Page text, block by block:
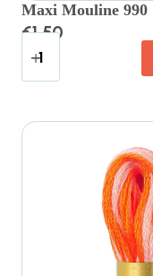
Maxi Mouline 990
€1.50